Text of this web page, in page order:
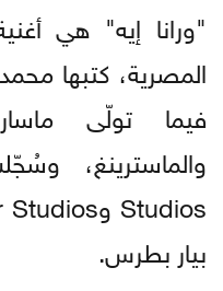
"ورانا إيه" هي
المصرية، كتبها
بيار بطرس.